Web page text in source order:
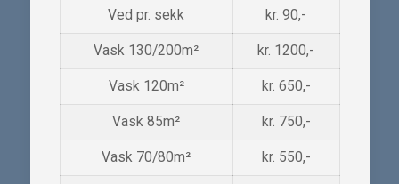
Ved pr. sekk kr. 90,-
Vask 130/200m² kr. 1200,-
Vask 120m² kr. 650,-
Vask 85m² kr. 750,-
Vask 70/80m² kr. 550,-